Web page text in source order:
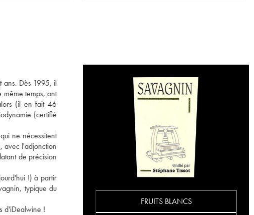
ans. Dès 1995, il
même temps, ont
(il en fait 46
(certifié
ne nécessitent
avec l'adjonction
de précision
!) à partir
typique du
d'iDealwine !
FRUITS BLANCS